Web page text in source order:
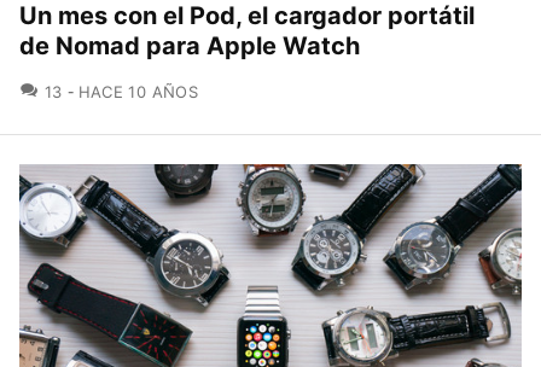
Un mes con el Pod, el cargador portátil
de Nomad para Apple Watch
13 COMENTARIOS
HACE 10 AÑOS